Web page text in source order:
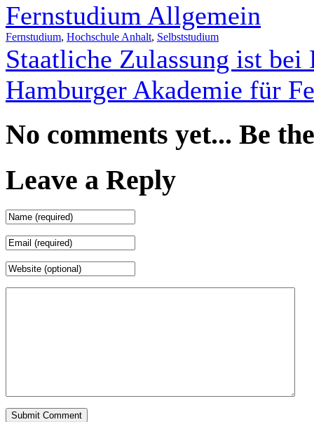
Fernstudium Allgemein
Fernstudium, Hochschule Anhalt, Selbststudium
Staatliche Zulassung ist
Hamburger Akademie für
No comments yet... Be
Leave a Reply